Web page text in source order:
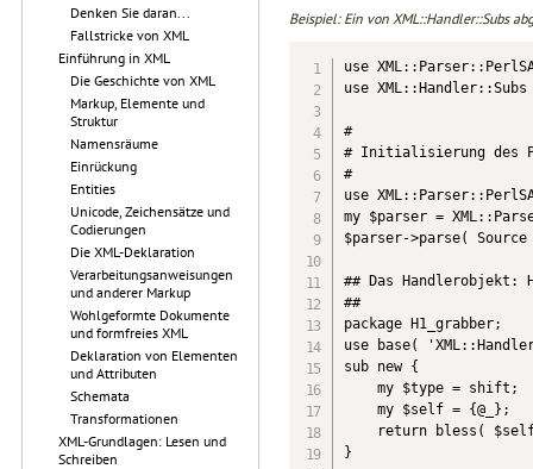
Denken Sie daran...
Fallstricke von XML
Einführung in XML
Die Geschichte von XML
Markup, Elemente und
Struktur
Namensräume
Einrückung
Entities
Unicode, Zeichensätze und
Codierungen
Die XML-Deklaration
Verarbeitungsanweisungen
und anderer Markup
Wohlgeformte Dokumente
und formfreies XML
Deklaration von Elementen
und Attributen
Schemata
Transformationen
XML-Grundlagen: Lesen und
Schreiben
Beispiel: Ein von XML::Handler::Subs
use
use XML::Handler::Subs
#
# Initialisierung des
#
use
my $parser =
$parser->parse(
## Das Handlerobjekt:
##
package H1_grabber;
use base(
sub new {
    my $type = shift;
    my $self = {@_};
return bless(
}